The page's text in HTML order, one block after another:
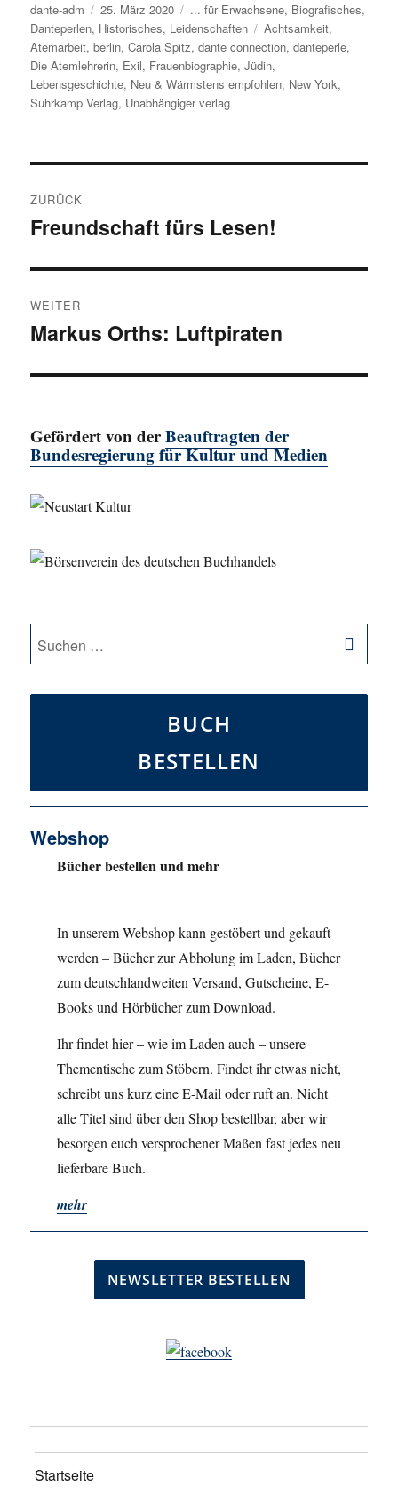
Autor
dante-adm
Veröffentlicht
am
25. März 2020 Kategorien
... für Erwachsene, Biografisches,
Danteperlen, Historisches, Leidenschaften Schlagwörter
Achtsamkeit,
Atemarbeit,berlin,Carola Spitz,dante connection,danteperle,
Die Atemlehrerin, Exil, Frauenbiographie,Jüdin,
Lebensgeschichte, Neu & Wärmstens empfohlen, New York,
Suhrkamp Verlag, Unabhängiger verlag
ZURÜCK
Vorheriger
Freundschaft fürs Lesen!
WEITER
Nächster
Markus Orths: Luftpiraten
Gefördert von derBeauftragten der
Bundesregierung für Kultur und Medien
Suche
nach:
BUCH
BESTELLEN
Webshop
Bücher bestellen und mehr
In unserem Webshop kann gestöbert und gekauft
werden – Bücher zur Abholung im Laden, Bücher
zum deutschlandweiten Versand, Gutscheine, E-
Books und Hörbücher zum Download.
Ihr findet hier – wie im Laden auch – unsere
Thementische zum Stöbern. Findet ihr etwas nicht,
schreibt uns kurz eine E-Mail oder ruft an. Nicht
alle Titel sind über den Shop bestellbar, aber wir
besorgen euch versprochener Maßen fast jedes neu
lieferbare Buch.
mehr
Startseite